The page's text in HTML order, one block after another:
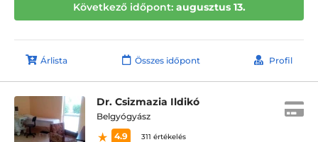
Következő időpont: augusztus 13.
Árlista Összes időpont Profil
Dr. Csizmazia Ildikó
Belgyógyász
4.9
311 értékelés